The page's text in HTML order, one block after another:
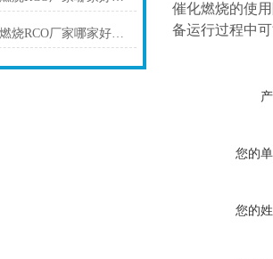
A奉化催化燃烧RCO厂家哪家好？耀先废气处理设备厂家1V1服务
催化燃烧的使
备运行过程中
您的
您的